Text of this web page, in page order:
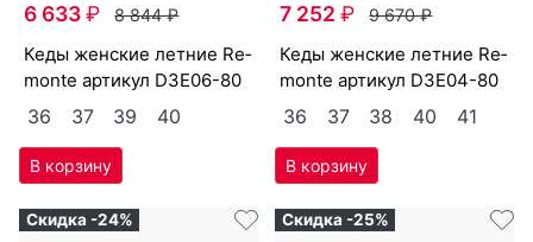
6 633₽ 8 844₽
ке­ды женс­кие лет­ние Re­
mon­te артикул D3E06-80
36 37 39 40
7 252₽ 9 670₽
ке­ды женс­кие лет­ние Re­
mon­te артикул D3E04-80
36 37 38 40 41
Скидка -24% Скидка -25%